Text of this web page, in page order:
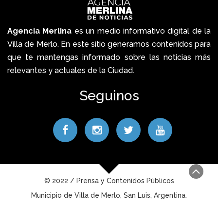
Agencia Merlina es un medio informativo digital de la
Villa de Merlo. En este sitio generamos contenidos para
que te mantengas informado sobre las noticias más
relevantes y actuales de la Ciudad.
Seguinos
© 2022 / Prensa y Contenidos Públicos
Municipio de Villa de Merlo, San Luis, Argentina.